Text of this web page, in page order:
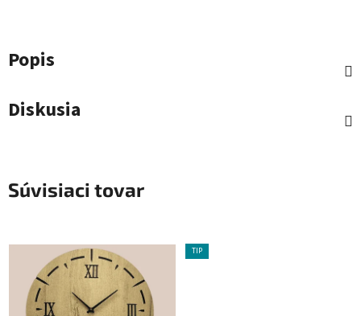
Popis
Diskusia
Súvisiaci tovar
TIP